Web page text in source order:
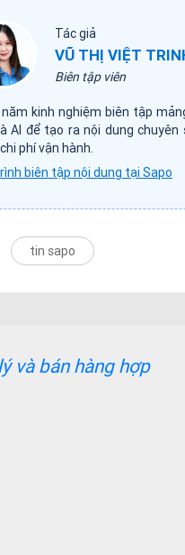
Tác giả
VŨ THỊ VIỆT
Biên tập viên
năm kinh nghiệm biên tập
AI để tạo ra nội dung
phí vận hành.
biên tập nội dung tại Sapo
tin sapo
và bán hàng hợp